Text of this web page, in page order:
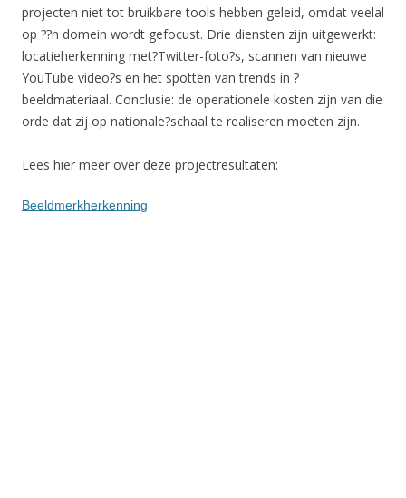
projecten niet tot bruikbare tools hebben geleid, omdat veelal
op ??n domein wordt gefocust. Drie diensten zijn uitgewerkt:
locatieherkenning met?Twitter-foto?s, scannen van nieuwe
YouTube video?s en het spotten van trends in ?
beeldmateriaal. Conclusie: de operationele kosten zijn van die
orde dat zij op nationale?schaal te realiseren moeten zijn.
Lees hier meer over deze projectresultaten:
Beeldmerkherkenning